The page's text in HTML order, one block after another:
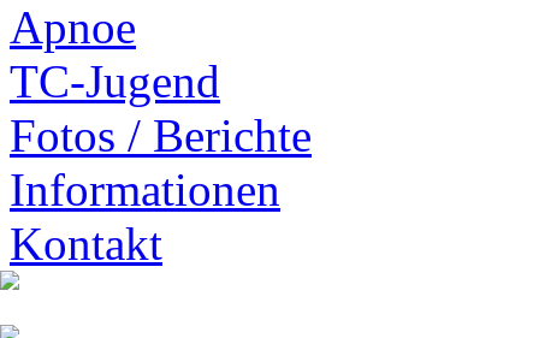
Apnoe
TC-Jugend
Fotos / Berichte
Informationen
Kontakt